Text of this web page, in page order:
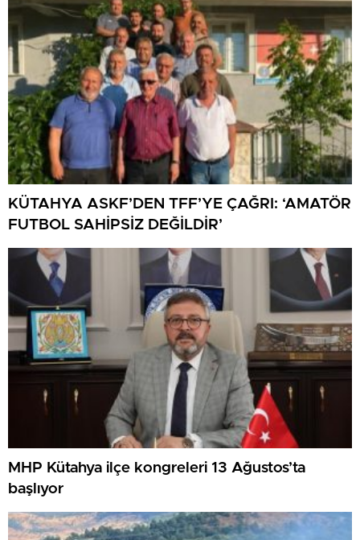
KÜTAHYA ASKF’DEN TFF’YE ÇAĞRI: ‘AMATÖR
FUTBOL SAHİPSİZ DEĞİLDİR’
MHP Kütahya ilçe kongreleri 13 Ağustos’ta
başlıyor